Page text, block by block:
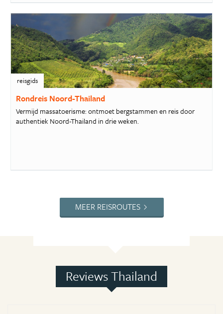
reisgids
Rondreis Noord-Thailand
Vermijd massatoerisme: ontmoet bergstammen en reis door
authentiek Noord-Thailand in drie weken.
MEER REISROUTES
Reviews Thailand